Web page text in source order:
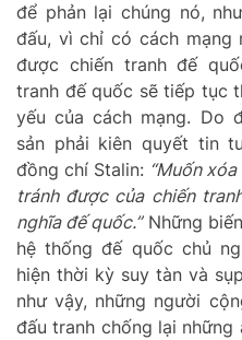
để phản lại chúng nó,
đấu, vì chỉ có cách mạng
được chiến tranh đế
tranh đế quốc sẽ tiếp tục
yếu của cách mạng. Do
sản phải kiên quyết tin
đồng chí Stalin: “Muốn
tránh được của chiến
nghĩa đế quốc.”Những
hệ thống đế quốc chủ
hiện thời kỳ suy tàn và
như vậy, những người
đấu tranh chống lại